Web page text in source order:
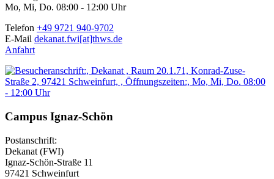
Mo, Mi, Do. 08:00 - 12:00 Uhr
Telefon +49 9721 940-9702
E-Mail dekanat.fwi[at]thws.de
Anfahrt
Campus Ignaz-Schön
Postanschrift:
Dekanat (FWI)
Ignaz-Schön-Straße 11
97421 Schweinfurt